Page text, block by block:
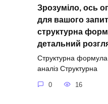
Зрозуміло, ось
для вашого
структурна
детальний
Структурна
аналіз Структурна
0 16